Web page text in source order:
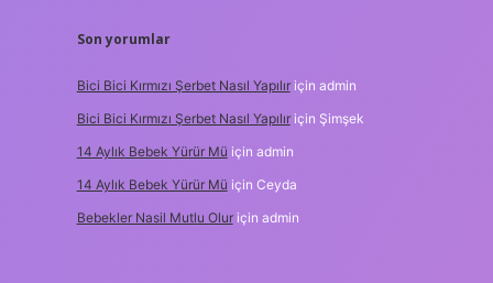
Son yorumlar
Bici Bici Kırmızı Şerbet Nasıl Yapılıriçin admin
Bici Bici Kırmızı Şerbet Nasıl Yapılıriçin Şimşek
14 Aylık Bebek Yürür Mü için admin
14 Aylık Bebek Yürür Mü için Ceyda
Bebekler Nasil Mutlu Oluriçin admin